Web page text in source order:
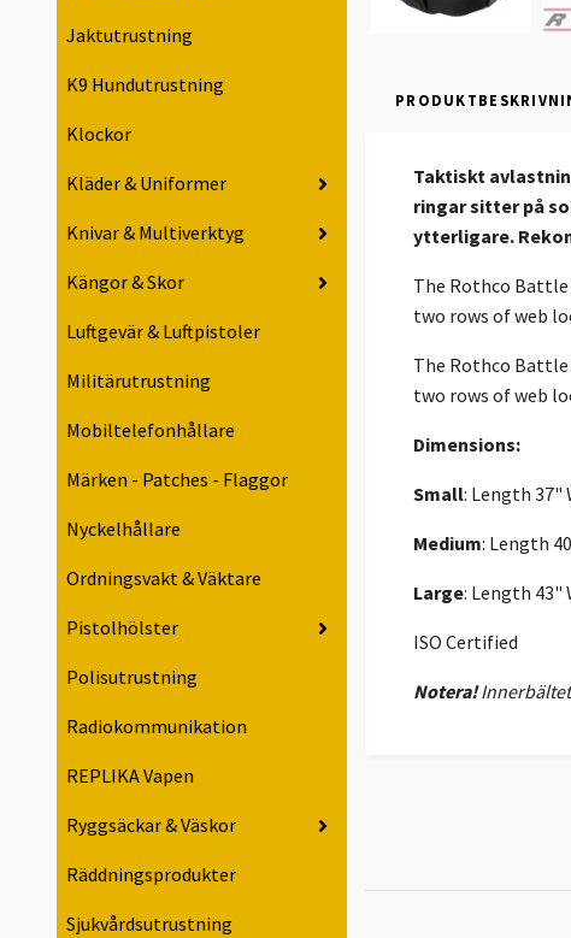
Jaktutrustning
K9 Hundutrustning
Klockor
Kläder & Uniformer
Knivar & Multiverktyg
Kängor & Skor
Luftgevär & Luftpistoler
Militärutrustning
Mobiltelefonhållare
Märken - Patches - Flaggor
Nyckelhållare
Ordningsvakt & Väktare
Pistolhölster
Polisutrustning
Radiokommunikation
REPLIKA Vapen
Ryggsäckar & Väskor
Räddningsprodukter
Sjukvårdsutrustning
Taktiskt
ringar sitter på
ytterligare.
The Rothco
two rows of web
The Rothco
two rows of web
Dimensions:
Small: Length 37"
Medium: Length
Large: Length 43"
ISO Certified
Notera!Innerbältet